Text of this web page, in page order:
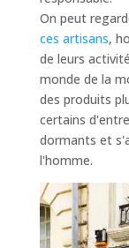
On peut
ces artisans,
de leurs
monde de la
des produits
certains
dormants et
l'homme.